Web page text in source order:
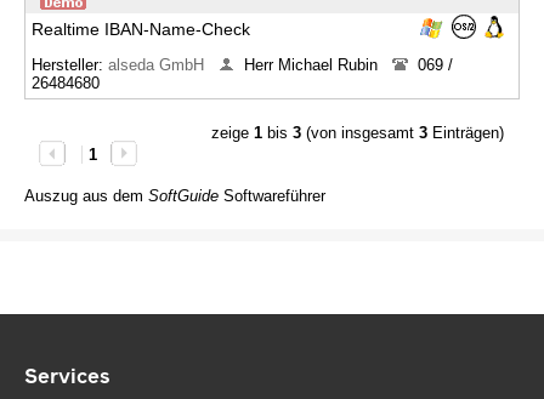
Realtime IBAN-Name-Check
Hersteller: alseda GmbH Herr Michael Rubin
069 /
26484680
zeige 1bis 3(von insgesamt 3Einträgen)
1
Auszug aus dem SoftGuide Softwareführer
Services